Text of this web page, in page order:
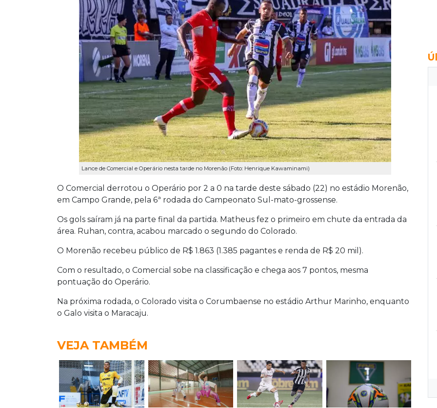
Lance de Comercial e Operário nesta tarde no Morenão (Foto: Henrique Kawaminami)
O Comercial derrotou o Operário por 2 a 0 na tarde deste sábado (22) no estádio Morenão,
em Campo Grande, pela 6ª rodada do Campeonato Sul-mato-grossense.
Os gols saíram já na parte final da partida. Matheus fez o primeiro em chute da entrada da
área. Ruhan, contra, acabou marcado o segundo do Colorado.
O Morenão recebeu público de R$ 1.863 (1.385 pagantes e renda de R$ 20 mil).
Com o resultado, o Comercial sobe na classificação e chega aos 7 pontos, mesma
pontuação do Operário.
Na próxima rodada, o Colorado visita o Corumbaense no estádio Arthur Marinho, enquanto
o Galo visita o Maracaju.
VEJA TAMBÉM